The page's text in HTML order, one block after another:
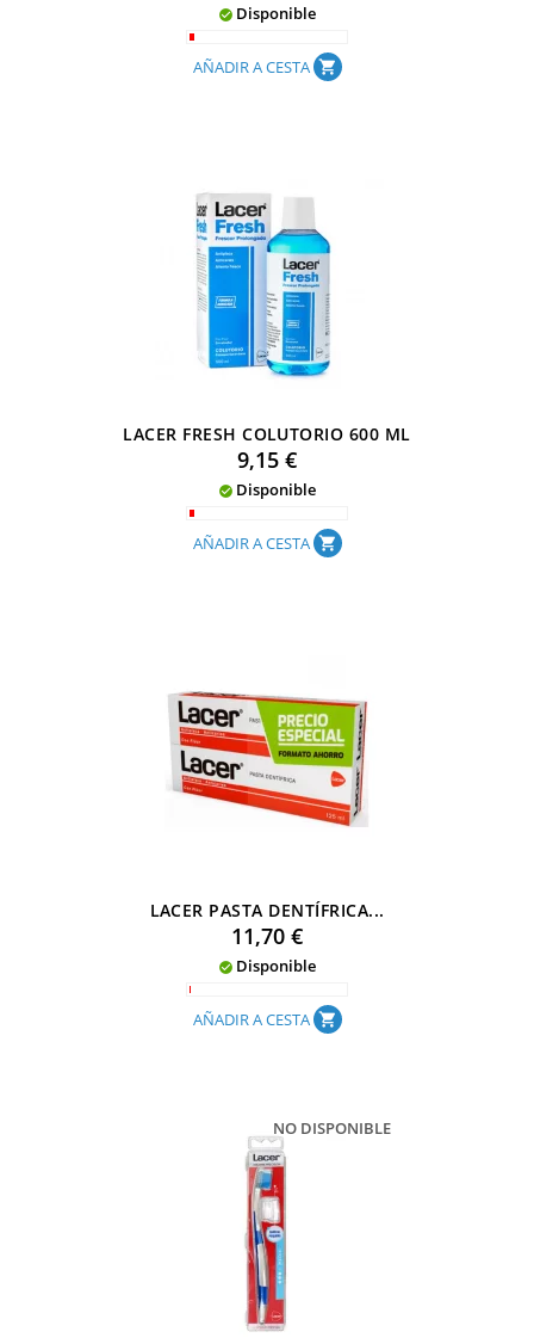
 Disponible
AÑADIR A CESTA shopping_cart
LACER FRESH COLUTORIO 600 ML
Precio
9,15 €
 Disponible
AÑADIR A CESTA shopping_cart
LACER PASTA DENTÍFRICA...
Precio
11,70 €
 Disponible
AÑADIR A CESTA shopping_cart
NO DISPONIBLE